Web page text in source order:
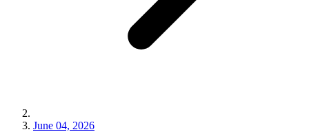
June 04, 2026